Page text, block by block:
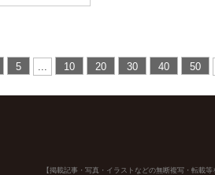
5 ... 10 20 30 40 50
【掲載記事・写真・イラストなどの無断複写・転載